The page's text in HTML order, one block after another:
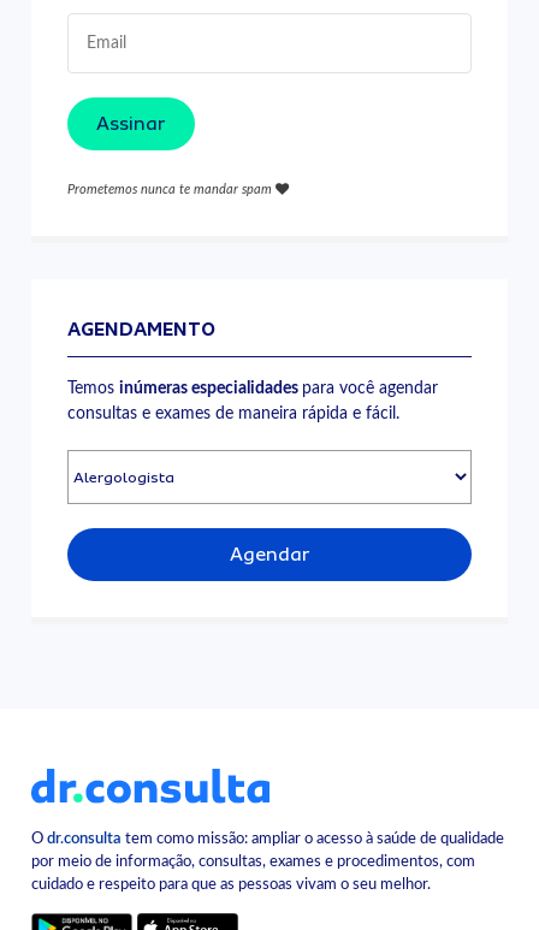
Assinar
Prometemos nunca te mandar spam
AGENDAMENTO
Temosinúmeras especialidades para você agendar
consultas e exames de maneira rápida e fácil.
Agendar
Odr.consulta tem como missão: ampliar o acesso à saúde de qualidade
por meio de informação, consultas, exames e procedimentos, com
cuidado e respeito para que as pessoas vivam o seu melhor.